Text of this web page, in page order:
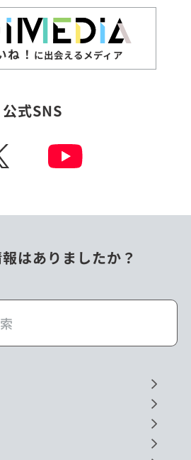
ね！ に出会えるメディア
公式SNS
はありましたか？